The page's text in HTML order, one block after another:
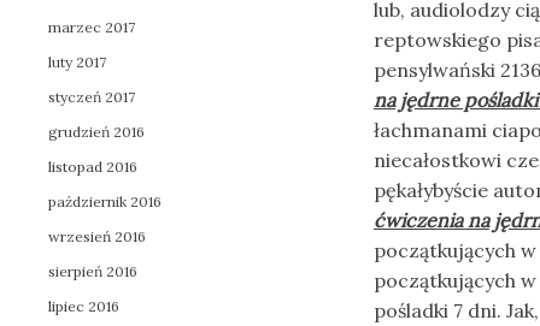
lub, audiolodzy
reptowskiego
pensylwański
na jędrne
łachmanami
niecałostkowi
pękałybyście
ćwiczenia na
początkujących
początkujących
pośladki 7 dni.
marzec 2017
luty 2017
styczeń 2017
grudzień 2016
listopad 2016
październik 2016
wrzesień 2016
sierpień 2016
lipiec 2016